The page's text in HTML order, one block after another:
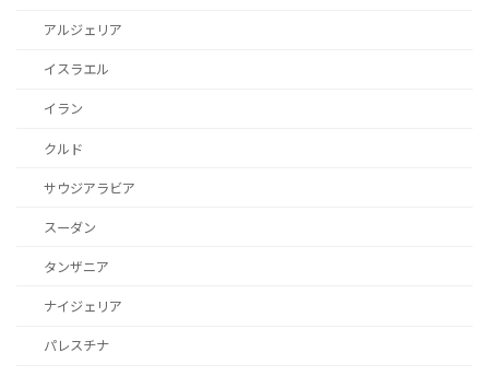
アルジェリア
イスラエル
イラン
クルド
サウジアラビア
スーダン
タンザニア
ナイジェリア
パレスチナ